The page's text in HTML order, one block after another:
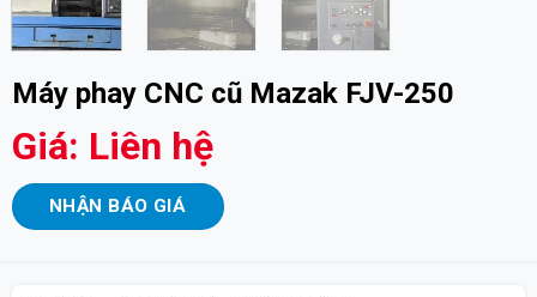
Máy phay CNC cũ Mazak FJV-250
Giá: Liên hệ
NHẬN BÁO GIÁ